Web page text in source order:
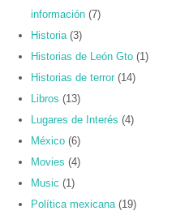
información (7)
Historia (3)
Historias de León Gto (1)
Historias de terror (14)
Libros (13)
Lugares de Interés (4)
México (6)
Movies (4)
Music (1)
Política mexicana (19)